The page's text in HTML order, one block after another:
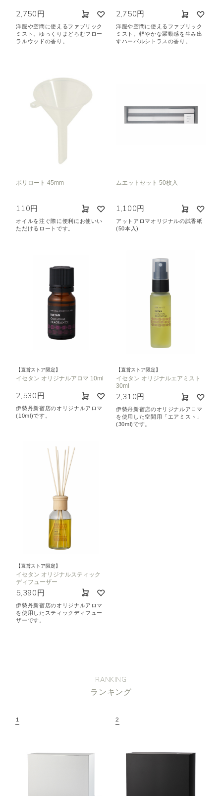
2,750円
洋服や空間に使えるファブリック
ミスト。ゆっくりまどろむフロー
ラルウッドの香り。
2,750円
洋服や空間に使えるファブリック
ミスト。軽やかな躍動感を生み出
すハーバルシトラスの香り。
ポリロート 45mm
110円
オイルを注ぐ際に便利にお使いい
ただけるロートです。
ムエットセット 50枚入
1,100円
アットアロマオリジナルの試香紙
(50本入)
【直営ストア限定】
イセタン オリジナルアロマ 10ml
2,530円
伊勢丹新宿店のオリジナルアロマ
(10ml)です。
【直営ストア限定】
イセタン オリジナルエアミスト
30ml
2,310円
伊勢丹新宿店のオリジナルアロマ
を使用した空間用「エアミスト」
(30ml)です。
【直営ストア限定】
イセタン オリジナルスティック
ディフューザー
5,390円
伊勢丹新宿店のオリジナルアロマ
を使用したスティックディフュー
ザーです。
RANKING
ランキング